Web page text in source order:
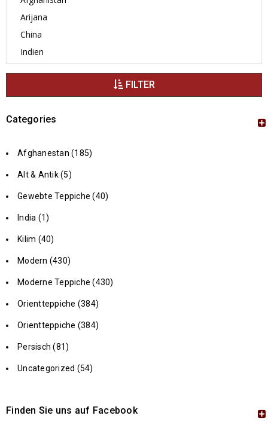
FILTER
Categories
Afghanestan (185)
Alt & Antik (5)
Gewebte Teppiche (40)
India (1)
Kilim (40)
Modern (430)
Moderne Teppiche (430)
Orientteppiche (384)
Orientteppiche (384)
Persisch (81)
Uncategorized (54)
Finden Sie uns auf Facebook